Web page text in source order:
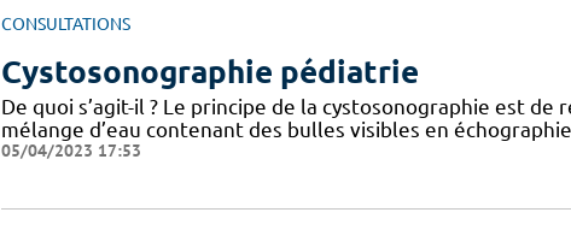
CONSULTATIONS
Cystosonographie pédiatrie
De quoi s’agit-il ? Le principe de la cystosonographie est
mélange d’eau contenant des bulles visibles en
05/04/2023 17:53